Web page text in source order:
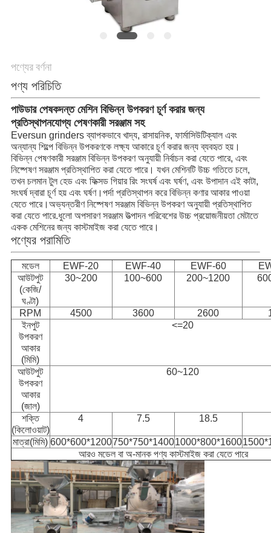
পণ্যের বর্ণনা
পণ্য পরিচিতি
পাউডার পেষকদন্ত মেশিন বিভিন্ন উপকরণ চূর্ণ করার জন্য
প্রতিস্থাপনযোগ্য পেষণকারী সরঞ্জাম সহ
Eversun grinders ব্যাপকভাবে খাদ্য, রাসায়নিক, ফার্মাসিউটিক্যাল এবং
অন্যান্য শিল্পে বিভিন্ন উপকরণকে লক্ষ্য আকারে চূর্ণ করার জন্য ব্যবহৃত হয়।
বিভিন্ন পেষণকারী সরঞ্জাম বিভিন্ন উপকরণ অনুযায়ী নির্বাচন করা যেতে পারে, এবং
নিষ্পেষণ সরঞ্জাম প্রতিস্থাপিত করা যেতে পারে। যখন মেশিনটি উচ্চ গতিতে চলে,
তখন চলমান টুল হেড এবং ফিক্সড গিয়ার রিং সংঘর্ষ এবং ঘর্ষণ, এবং উপাদান এই কাটা,
সংঘর্ষ দ্বারা চূর্ণ হয় এবং ঘর্ষণ।পর্দা প্রতিস্থাপন করে বিভিন্ন কণার আকার পাওয়া
যেতে পারে।অভ্যন্তরীণ নিষ্পেষণ সরঞ্জাম বিভিন্ন উপকরণ অনুযায়ী প্রতিস্থাপিত
করা যেতে পারে.ধুলো অপসারণ সরঞ্জাম উত্পাদন পরিবেশের উচ্চ প্রয়োজনীয়তা মেটাতে
একক মেশিনের জন্য কাস্টমাইজ করা যেতে পারে।
পণ্যের পরামিতি
মডেল EWF-20 EWF-40 EWF-60
আউটপুট
(কেজি/
ঘণ্টা)
30~200 100~600 200~1200
RPM 4500 3600 2600
ইনপুট
উপকরণ
আকার
(মিমি)
<=20
আউটপুট
উপকরণ
আকার
(জাল)
60~120
শক্তি
(কিলোওয়াট)
4 7.5 18.5
মাত্রা(মিমি) 600*600*1200750*750*14001000*800*1600
আরও মডেল বা অ-মানক পণ্য কাস্টমাইজ করা যেতে পারে